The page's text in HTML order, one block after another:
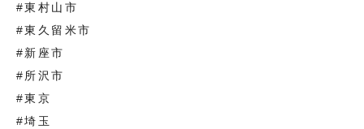
#東村山市
#東久留米市
#新座市
#所沢市
#東京
#埼玉